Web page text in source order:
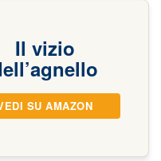
Il vizio
SU AMAZON